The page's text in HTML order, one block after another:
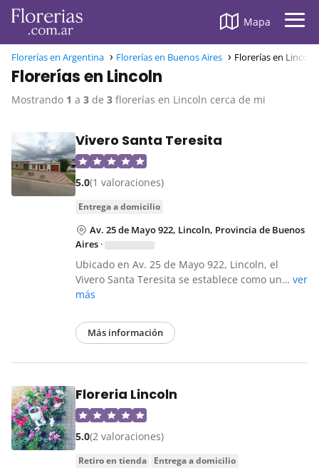
Mapa
Florerías en Argentina Florerías en Buenos Aires Florerías en Lincoln
Florerías en Lincoln
Mostrando 1 a 3 de 3 florerías en Lincoln cerca de mi
Vivero Santa Teresita
5.0(1 valoraciones)
entrega a domicilio
Av. 25 de Mayo 922, Lincoln, Provincia de Buenos
Aires ·
Ubicado en Av. 25 de Mayo 922, Lincoln, el
Vivero Santa Teresita se establece como un… ver
más
Más información
Floreria Lincoln
5.0(2 valoraciones)
retiro en tienda entrega a domicilio